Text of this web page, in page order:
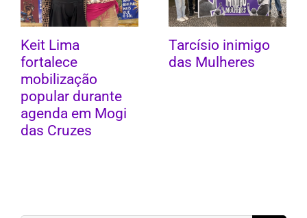
Keit Lima
fortalece
mobilização
popular durante
agenda em Mogi
das Cruzes
Tarcísio inimigo
das Mulheres